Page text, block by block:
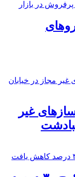
غیر